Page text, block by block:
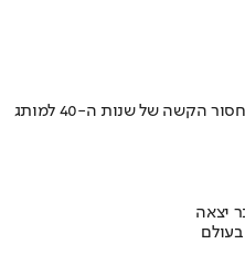
איך אסם הפכה את תקופת הצנע והמחסור הקשה של שנות ה-40 למותג
יצאה